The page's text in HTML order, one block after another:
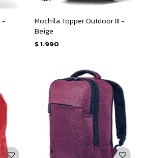
-
Mochila Topper Outdoor III -
Beige
$ 1.990